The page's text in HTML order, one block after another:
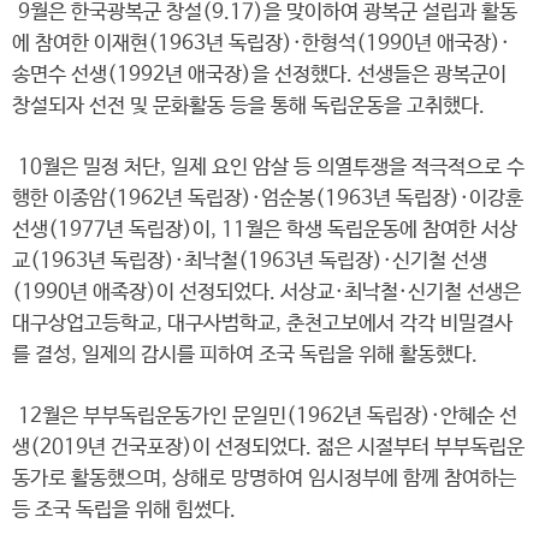
9월은 한국광복군 창설(9.17)을 맞이하여 광복군 설립과 활동
에 참여한 이재현(1963년 독립장)·한형석(1990년 애국장)·
송면수 선생(1992년 애국장)을 선정했다. 선생들은 광복군이
창설되자 선전 및 문화활동 등을 통해 독립운동을 고취했다.
10월은 밀정 처단, 일제 요인 암살 등 의열투쟁을 적극적으로 수
행한 이종암(1962년 독립장)·엄순봉(1963년 독립장)·이강훈
선생(1977년 독립장)이, 11월은 학생 독립운동에 참여한 서상
교(1963년 독립장)·최낙철(1963년 독립장)·신기철 선생
(1990년 애족장)이 선정되었다. 서상교·최낙철·신기철 선생은
대구상업고등학교, 대구사범학교, 춘천고보에서 각각 비밀결사
를 결성, 일제의 감시를 피하여 조국 독립을 위해 활동했다.
12월은 부부독립운동가인 문일민(1962년 독립장)·안혜순 선
생(2019년 건국포장)이 선정되었다. 젊은 시절부터 부부독립운
동가로 활동했으며, 상해로 망명하여 임시정부에 함께 참여하는
등 조국 독립을 위해 힘썼다.